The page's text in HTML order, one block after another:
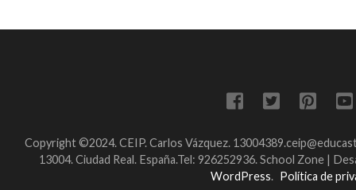
Copyright ©2024. CEIP. Carlos Vázquez.
13004. Ciudad Real. España.Tel: 926252936. School Zone |
WordPress. Política de